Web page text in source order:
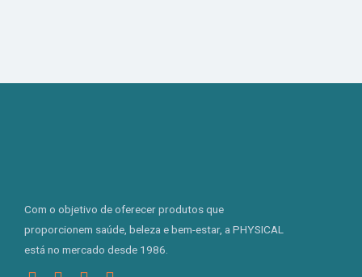
Com o objetivo de oferecer produtos que
proporcionem saúde, beleza e bem-estar, a PHYSICAL
está no mercado desde 1986.